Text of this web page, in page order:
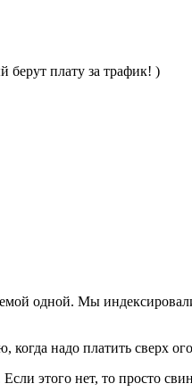
плату за трафик! )
одной. Мы
надо платить сверх
Если этого нет, то просто